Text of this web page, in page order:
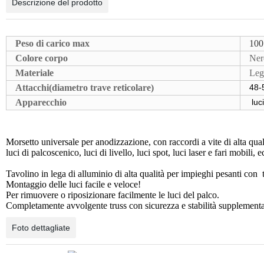
Descrizione del prodotto
Peso di carico max
Colore corpo
Materiale
Attacchi(diametro trave reticolare)
48-
Apparecchio
Morsetto universale per anodizzazione, con raccordi a vite di alta
luci di palcoscenico, luci di livello, luci spot, luci laser e fari mobili,
Tavolino in lega di alluminio di alta qualità per impieghi pesanti con
Montaggio delle luci facile e veloce!
Per rimuovere o riposizionare facilmente le luci del palco.
Completamente avvolgente truss con sicurezza e stabilità
Foto dettagliate